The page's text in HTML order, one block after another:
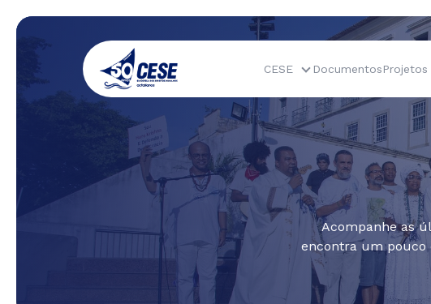
CESE DocumentosProjetos
Acompanhe as
encontra um pouco